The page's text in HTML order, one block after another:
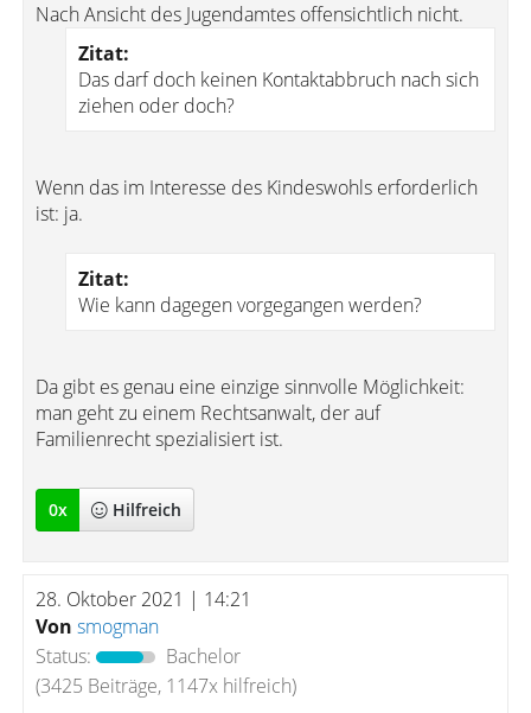
Nach Ansicht des Jugendamtes offensichtlich nicht.
Zitat:
Das darf doch keinen Kontaktabbruch nach sich
ziehen oder doch?
Wenn das im Interesse des Kindeswohls erforderlich
ist: ja.
Zitat:
Wie kann dagegen vorgegangen werden?
Da gibt es genau eine einzige sinnvolle Möglichkeit:
man geht zu einem Rechtsanwalt, der auf
Familienrecht spezialisiert ist.
0x Hilfreich
28. Oktober 2021 | 14:21
Von smogman
Status:
Bachelor
(3425 Beiträge, 1147x hilfreich)